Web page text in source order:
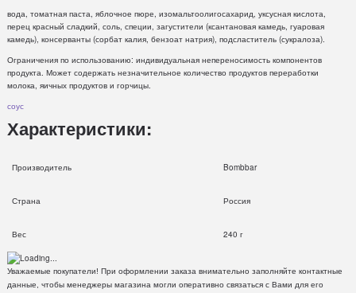
вода, томатная паста, яблочное пюре, изомальтоолигосахарид, уксусная кислота,
перец красный сладкий, соль, специи, загустители (ксантановая камедь, гуаровая
камедь), консерванты (сорбат калия, бензоат натрия), подсластитель (сукралоза).
Ограничения по использованию: индивидуальная непереносимость компонентов
продукта. Может содержать незначительное количество продуктов переработки
молока, яичных продуктов и горчицы.
соус
Характеристики:
Производитель Bombbar
Страна Россия
Вес 240 г
Уважаемые покупатели! При оформлении заказа внимательно заполняйте контактные
данные, чтобы менеджеры магазина могли оперативно связаться с Вами для его